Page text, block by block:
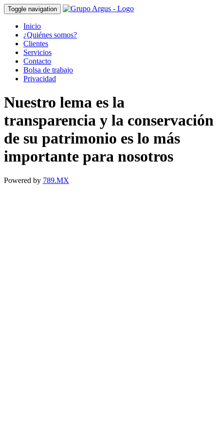
Toggle navigation
Inicio
¿Quiénes somos?
Clientes
Servicios
Contacto
Bolsa de trabajo
Privacidad
Nuestro lema es la
transparencia y la conservación
de su patrimonio es lo más
importante para nosotros
Powered by 789.MX